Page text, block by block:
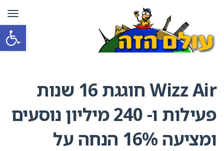
פתח
Wizz Air חוגגת 16 שנות
פעילות ו- 240 מיליון נוסעים
ומציעה 16% הנחה על